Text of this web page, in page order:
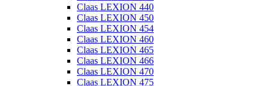
Claas LEXION 440
Claas LEXION 450
Claas LEXION 454
Claas LEXION 460
Claas LEXION 465
Claas LEXION 466
Claas LEXION 470
Claas LEXION 475